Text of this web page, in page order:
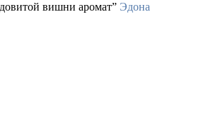
вишни аромат” Эдона